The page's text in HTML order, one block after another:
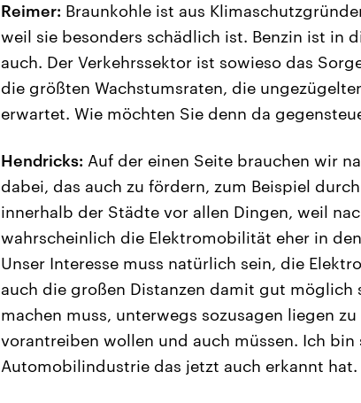
Reimer: Braunkohle ist aus
weil sie besonders schädlich ist. Benzin ist in
auch. Der Verkehrssektor ist sowieso das
die größten Wachstumsraten, die
erwartet. Wie möchten Sie denn da
Hendricks: Auf der einen Seite brauchen wir
dabei, das auch zu fördern, zum Beispiel
innerhalb der Städte vor allen Dingen, weil
wahrscheinlich die Elektromobilität eher in
Unser Interesse muss natürlich sein, die
auch die großen Distanzen damit gut möglich
machen muss, unterwegs sozusagen liegen
vorantreiben wollen und auch müssen. Ich
Automobilindustrie das jetzt auch erkannt hat.